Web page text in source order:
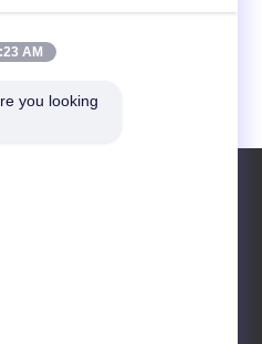
AM
you looking